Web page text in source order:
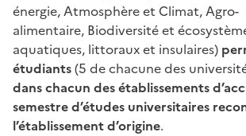
énergie, Atmosphère et Climat, Agro-
alimentaire, Biodiversité et
aquatiques, littoraux et insulaires)
étudiants(5 de chacune des
dans chacun des établissements
semestre d’études universitaires
l’établissement d’origine.